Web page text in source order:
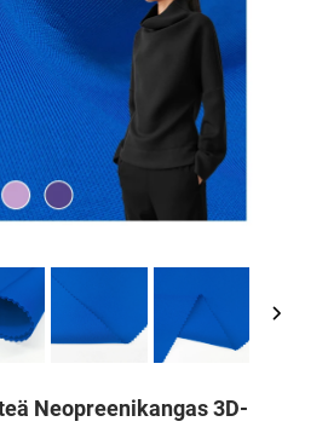
Neopreenikangas 3D-